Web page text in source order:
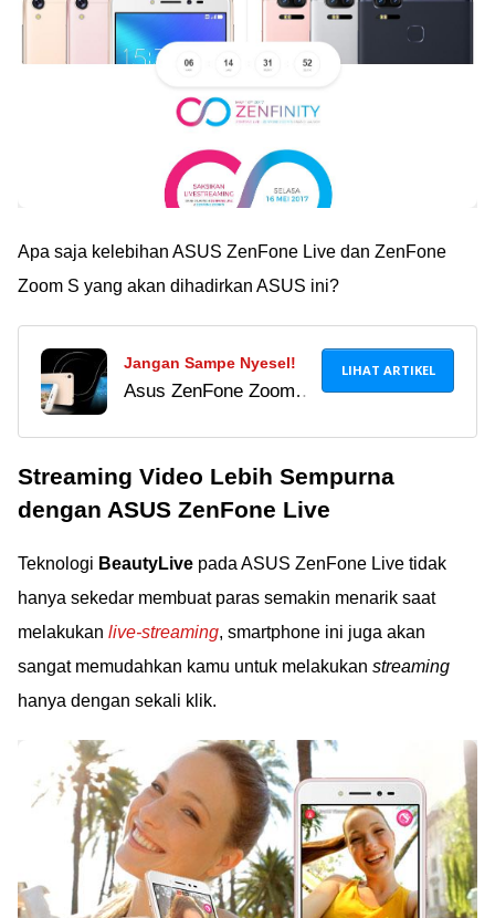
Apa saja kelebihan ASUS ZenFone Live dan ZenFone
Zoom S yang akan dihadirkan ASUS ini?
Jangan Sampe Nyesel!
Asus ZenFone Zoom S
di Indonesia.
Penasaran
mulai pre-order
sekarang juga!
LIHAT ARTIKEL
Streaming Video Lebih Sempurna
dengan ASUS ZenFone Live
Teknologi BeautyLive pada ASUS ZenFone Live tidak
hanya sekedar membuat paras semakin menarik saat
melakukan live-streaming, smartphone ini juga akan
sangat memudahkan kamu untuk melakukan streaming
hanya dengan sekali klik.